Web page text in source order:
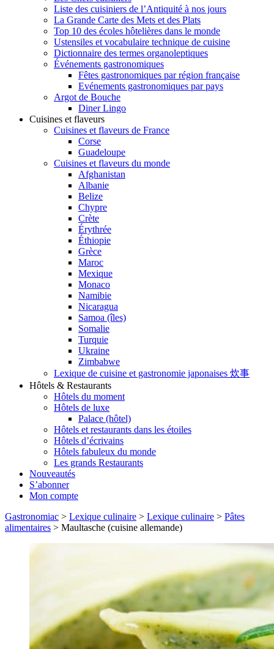
Liste des cuisiniers de l’Antiquité à nos jours
La Grande Carte des Mets et des Plats
Top 10 des écoles hôtelières dans le monde
Ustensiles et vocabulaire technique de cuisine
Dictionnaire des termes organoleptiques
Événements gastronomiques
Fêtes gastronomiques par région française
Evénements gastronomiques par pays
Argot de Bouche
Diner Lingo
Cuisines et flaveurs
Cuisines et flaveurs de France
Corse
Guadeloupe
Cuisines et flaveurs du monde
Afghanistan
Albanie
Belize
Chypre
Crète
Érythrée
Éthiopie
Grèce
Maroc
Mexique
Monaco
Namibie
Nicaragua
Samoa (îles)
Somalie
Turquie
Ukraine
Zimbabwe
Lexique de cuisine et gastronomie japonaises 炊事
Hôtels & Restaurants
Hôtels du moment
Hôtels de luxe
Palace (hôtel)
Hôtels et restaurants dans les étoiles
Hôtels d’écrivains
Hôtels fabuleux du monde
Les grands Restaurants
Nouveautés
S’abonner
Mon compte
Gastronomiac > Lexique culinaire > Lexique culinaire > Pâtes
alimentaires > Maultasche (cuisine allemande)